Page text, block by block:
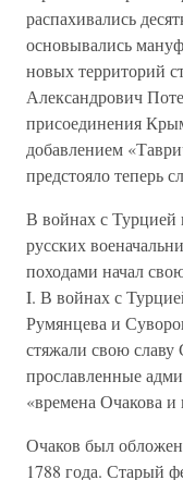
распахивались
основывались
новых территорий
Александрович
присоединения
добавлением
предстояло теперь
В войнах с Турцией
русских
походами начал
I. В войнах с
Румянцева и
стяжали свою
прославленные
«времена Очакова
Очаков был
1788 года. Старый